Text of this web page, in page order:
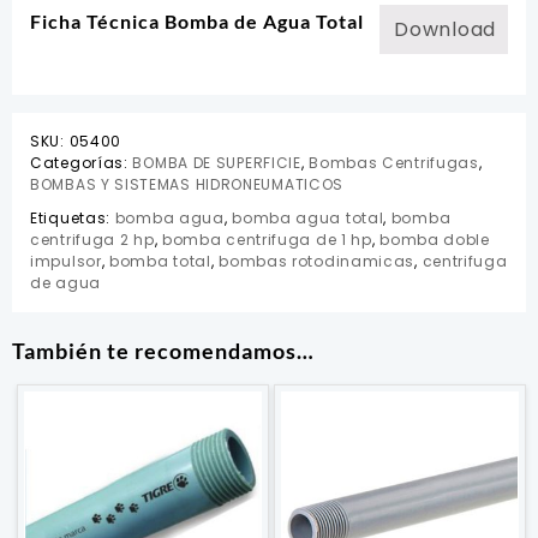
Ficha Técnica Bomba de Agua Total Download
SKU: 05400
Categorías: BOMBA DE SUPERFICIE, Bombas Centrifugas,
BOMBAS Y SISTEMAS HIDRONEUMATICOS
Etiquetas: bomba agua, bomba agua total, bomba
centrifuga 2 hp, bomba centrifuga de 1 hp, bomba doble
impulsor, bomba total, bombas rotodinamicas, centrifuga
de agua
También te recomendamos…